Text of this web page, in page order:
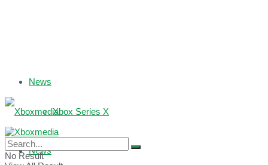
News
Xbox Series X
News
No Result